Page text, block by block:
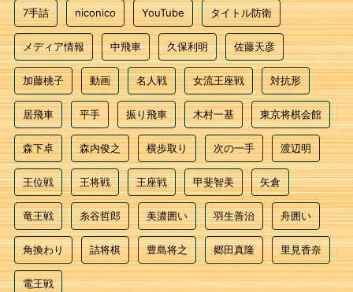
7手詰 niconico YouTube タイトル防衛
メディア情報 中飛車 久保利明 佐藤天彦
加藤桃子 動画 名人戦 女流王座戦 対抗形
居飛車 平手 振り飛車 木村一基 東京将棋会館
森下卓 森内俊之 横歩取り 次の一手 渡辺明
王位戦 王将戦 王座戦 甲斐智美 矢倉
竜王戦 糸谷哲郎 美濃囲い 羽生善治 舟囲い
角換わり 詰将棋 豊島将之 郷田真隆 里見香奈
電王戦